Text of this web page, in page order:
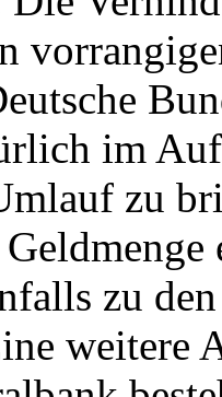
im
zu
zu
weitere